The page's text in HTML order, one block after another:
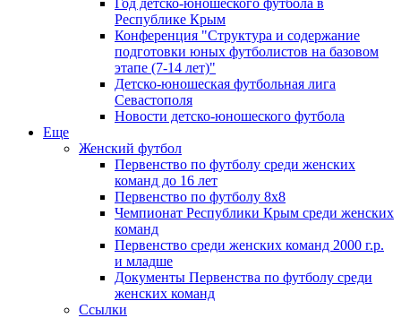
Год детско-юношеского футбола в
Республике Крым
Конференция "Структура и содержание
подготовки юных футболистов на базовом
этапе (7-14 лет)"
Детско-юношеская футбольная лига
Севастополя
Новости детско-юношеского футбола
Еще
Женский футбол
Первенство по футболу среди женских
команд до 16 лет
Первенство по футболу 8х8
Чемпионат Республики Крым среди женских
команд
Первенство среди женских команд 2000 г.р.
и младше
Документы Первенства по футболу среди
женских команд
Ссылки